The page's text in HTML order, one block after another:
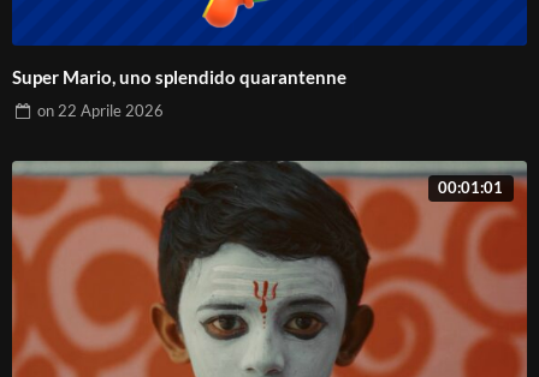
Super Mario, uno splendido quarantenne
on 22 Aprile 2026
00:01:01